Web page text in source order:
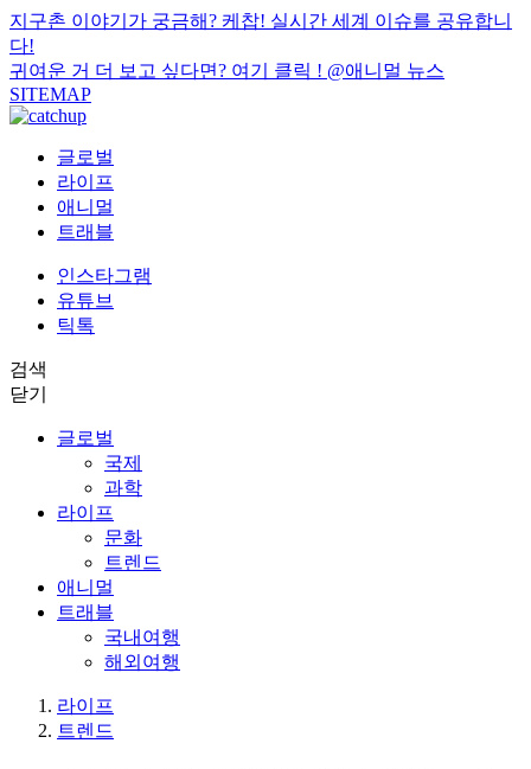
지구촌 이야기가 궁금해? 케찹! 실시간 세계 이슈를 공유합니
다!
귀여운 거 더 보고 싶다면? 여기 클릭 ! @애니멀 뉴스
SITEMAP
글로벌
라이프
애니멀
트래블
인스타그램
유튜브
틱톡
검색
닫기
글로벌
국제
과학
라이프
문화
트렌드
애니멀
트래블
국내여행
해외여행
라이프
트렌드